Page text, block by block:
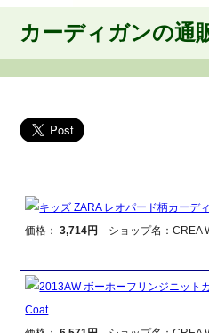
カーディガンの通
キッズ ZARA レオパード柄カーデ
価格：3,714円 ショップ名：CREA
2013AW ボーホーフリンジニット
Coat